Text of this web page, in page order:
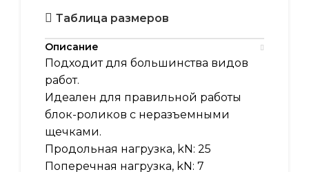
Таблица размеров
Описание
Подходит для большинства видов
работ.
Идеален для правильной работы
блок-роликов с неразъемными
щечками.
Продольная нагрузка, kN: 25
Поперечная нагрузка, kN: 7